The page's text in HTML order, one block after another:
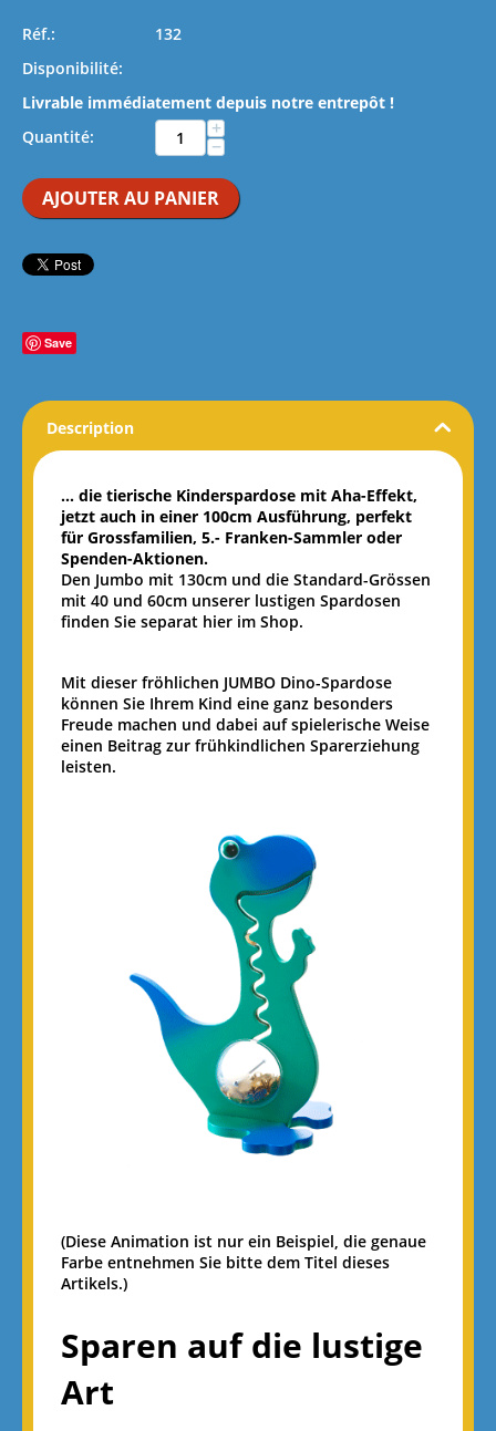
Réf.:
132
Disponibilité:
Livrable immédiatement depuis notre entrepôt !
Quantité:
+
−
AJOUTER AU PANIER
Save
Description
... die tierische Kinderspardose mit Aha-Effekt,
jetzt auch in einer 100cm Ausführung, perfekt
für Grossfamilien, 5.- Franken-Sammler oder
Spenden-Aktionen.
Den Jumbo mit 130cm und die Standard-Grössen
mit 40 und 60cm unserer lustigen Spardosen
finden Sie separat hier im Shop.
Mit dieser fröhlichen JUMBO Dino-Spardose
können Sie Ihrem Kind eine ganz besonders
Freude machen und dabei auf spielerische Weise
einen Beitrag zur frühkindlichen Sparerziehung
leisten.
(Diese Animation ist nur ein Beispiel, die genaue
Farbe entnehmen Sie bitte dem Titel dieses
Artikels.)
Sparen auf die lustige
Art